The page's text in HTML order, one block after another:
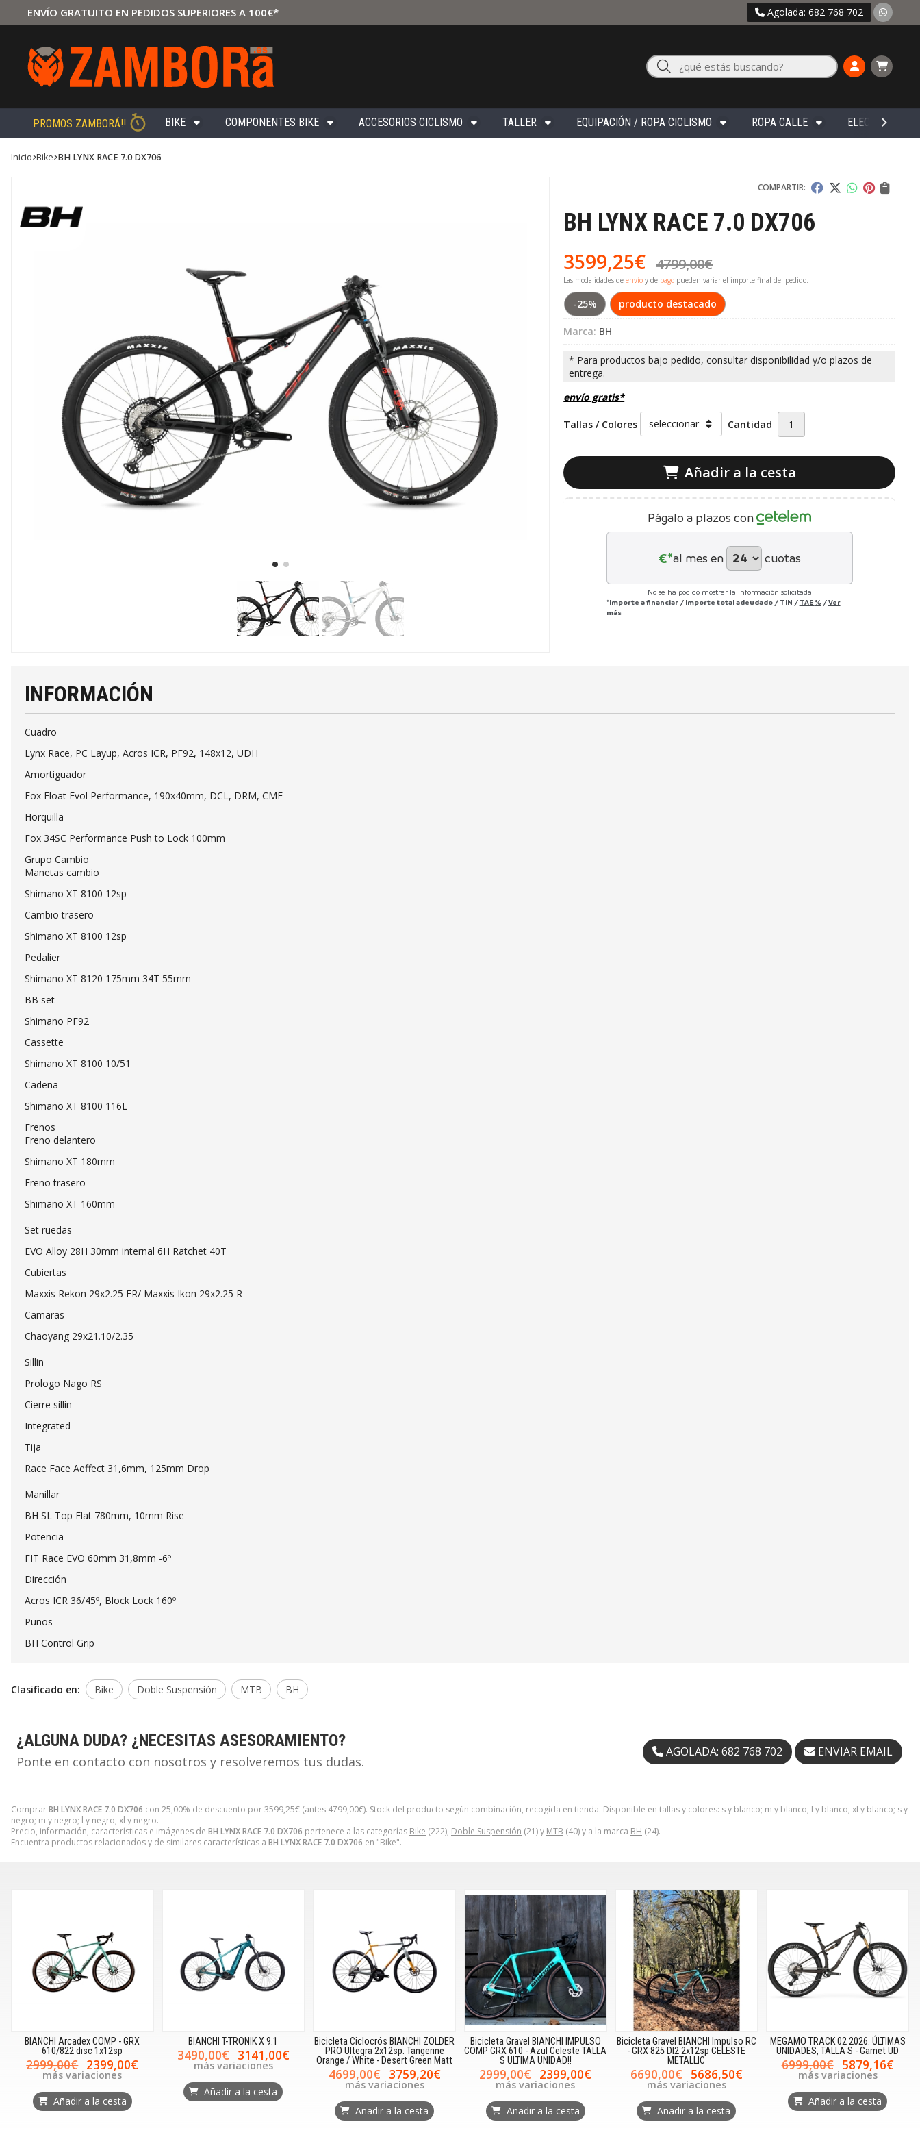
ENVÍO GRATUITO EN PEDIDOS SUPERIORES A 100€* Agolada: 682 768 702
Buscar
PROMOS ZAMBORÁ!! BIKE COMPONENTES BIKE ACCESORIOS CICLISMO TALLER EQUIPACIÓN / ROPA CICLISMO ROPA CALLE ELECTRÓNICA
Inicio bike BH LYNX RACE 7.0 DX706
COMPARTIR:
BH LYNX RACE 7.0 DX706
3599,25€ 4799,00€
Las modalidades deenvío y de pago pueden variar el importe final del pedido.
-25% producto destacado
Marca: BH
envío gratis*
Tallas / Colores Cantidad
Añadir a la cesta
Págalo a plazos con
€*al mes en cuotas
No se ha podido mostrar la información solicitada
*Importe a financiar / Importe total adeudado / TIN / TAE % /Ver
más
ComprarBH LYNX RACE 7.0 DX706 con 25,00% de descuento por3599,25€ (antes 4799,00€). Stock del producto según combinación, recogida en tienda. Disponible en tallas y colores: s y blanco; m y blanco; l y blanco; xl y blanco; s y
negro; m y negro; l y negro; xl y negro.
Precio, información, características e imágenes de BH LYNX RACE 7.0 DX706 pertenece a las categorías Bike (222), Doble Suspensión (21) y MTB (40) y a la marca BH (24).
Encuentra productos relacionados y de similares características a BH LYNX RACE 7.0 DX706 en "Bike".
INFORMACIÓN
Cuadro
Lynx Race, PC Layup, Acros ICR, PF92, 148x12, UDH
Amortiguador
Fox Float Evol Performance, 190x40mm, DCL, DRM, CMF
Horquilla
Fox 34SC Performance Push to Lock 100mm
Grupo Cambio
Manetas cambio
Shimano XT 8100 12sp
Cambio trasero
Shimano XT 8100 12sp
Pedalier
Shimano XT 8120 175mm 34T 55mm
BB set
Shimano PF92
Cassette
Shimano XT 8100 10/51
Cadena
Shimano XT 8100 116L
Frenos
Freno delantero
Shimano XT 180mm
Freno trasero
Shimano XT 160mm
Set ruedas
EVO Alloy 28H 30mm internal 6H Ratchet 40T
Cubiertas
Maxxis Rekon 29x2.25 FR/ Maxxis Ikon 29x2.25 R
Camaras
Chaoyang 29x21.10/2.35
Sillin
Prologo Nago RS
Cierre sillin
Integrated
Tija
Race Face Aeffect 31,6mm, 125mm Drop
Manillar
BH SL Top Flat 780mm, 10mm Rise
Potencia
FIT Race EVO 60mm 31,8mm -6º
Dirección
Acros ICR 36/45º, Block Lock 160º
Puños
BH Control Grip
Clasificado en: Bike Doble Suspensión MTB BH
¿ALGUNA DUDA? ¿NECESITAS ASESORAMIENTO?
Ponte en contacto con nosotros y resolveremos tus dudas.
AGOLADA: 682 768 702 ENVIAR EMAIL
BIANCHI Arcadex COMP - GRX
610/822 disc 1x12sp
2999,00€ 2399,00€
más variaciones
Añadir a la cesta
BIANCHI T-TRONIK X 9.1
3490,00€ 3141,00€
más variaciones
Añadir a la cesta
Bicicleta Ciclocrós BIANCHI ZOLDER
PRO Ultegra 2x12sp. Tangerine
Orange / White - Desert Green Matt
4699,00€ 3759,20€
más variaciones
Añadir a la cesta
Bicicleta Gravel BIANCHI IMPULSO
COMP GRX 610 - Azul Celeste TALLA
S ULTIMA UNIDAD!!
2999,00€ 2399,00€
más variaciones
Añadir a la cesta
Bicicleta Gravel BIANCHI Impulso RC
- GRX 825 DI2 2x12sp CELESTE
METALLIC
6690,00€ 5686,50€
más variaciones
Añadir a la cesta
MEGAMO TRACK 02 2026. ÚLTIMAS
UNIDADES, TALLA S - Garnet UD
6999,00€ 5879,16€
más variaciones
Añadir a la cesta